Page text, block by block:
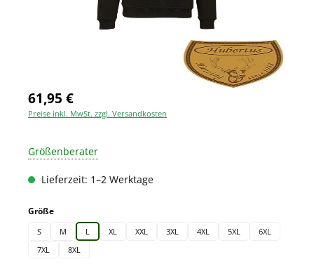
61,95 €
Preise inkl. MwSt. zzgl. Versandkosten
Größenberater
Lieferzeit: 1–2 Werktage
Größeauswählen
S M L XL XXL 3XL 4XL 5XL
6XL
7XL
8XL